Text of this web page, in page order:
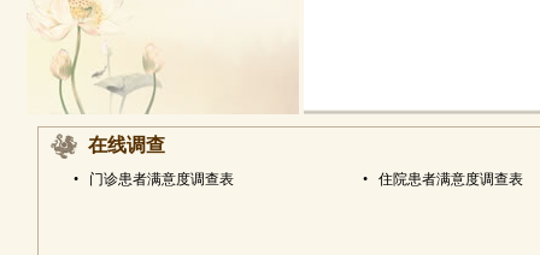
在线调查
• 门诊患者满意度调查表 • 住院患者满意度调查表